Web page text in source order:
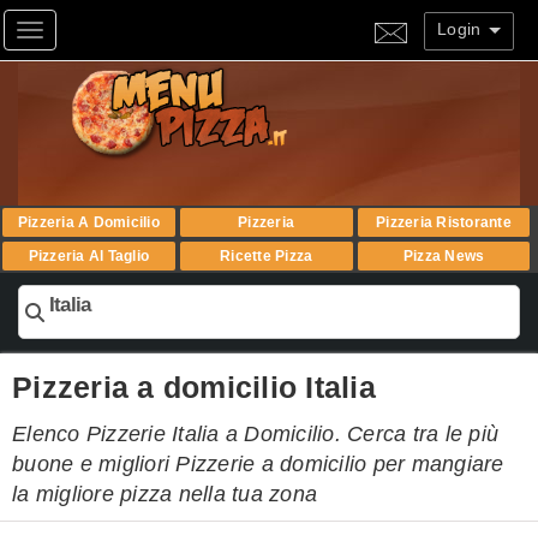
Toggle navigation Login
Pizzeria A Domicilio Pizzeria
Pizzeria Ristorante
Pizzeria Al Taglio
Ricette Pizza Pizza News
Italia
Pizzeria a domicilio Italia
Elenco Pizzerie Italia a Domicilio. Cerca tra le più
buone e migliori Pizzerie a domicilio per mangiare
la migliore pizza nella tua zona